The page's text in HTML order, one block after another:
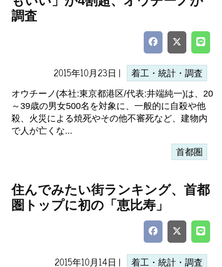
調査
2015年10月23日 | 着工・統計・調査
オウチーノ(本社:東京都港区/代表:井端純一)は、20
～39歳の男女500名を対象に、一般的に自殺や他
殺、火災による焼死やその他不審死など、建物内
で人が亡くな...
首都圏
住んでみたい街ランキング、首都
圏トップに初の「恵比寿」
2015年10月14日 | 着工・統計・調査